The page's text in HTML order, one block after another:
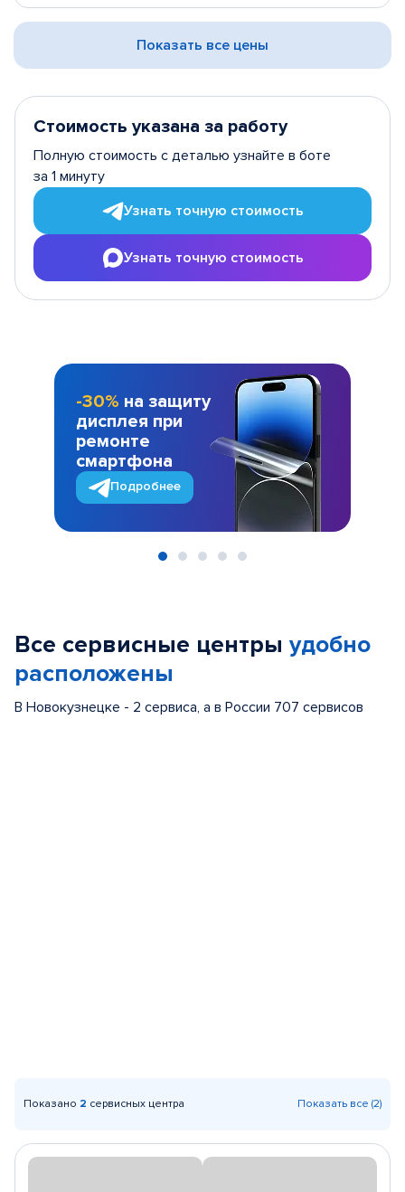
Показать все цены
Стоимость указана за работу
Полную стоимость с деталью узнайте в боте
за 1 минуту
Узнать точную стоимость
Узнать точную стоимость
-30% на защиту
дисплея при
ремонте
смартфона
Подробнее
Все сервисные центры удобно
расположены
В Новокузнецке - 2 сервиса, а в России 707 сервисов
Показано 2 сервисных центра Показать все (2)